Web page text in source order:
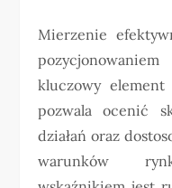
Mierzenie
kluczowy
pozwala ocenić
działań oraz
warunków